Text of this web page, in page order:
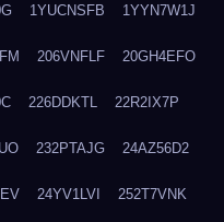
1YUCNSFB 1YYN7W1J
206VNFLF 20GH4EFO
226DDKTL 22R2IX7P
232PTAJG 24AZ56D2
24YV1LVI 252T7VNK